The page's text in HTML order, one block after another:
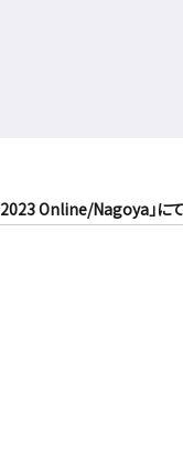
2023 Online/Nagoya」に